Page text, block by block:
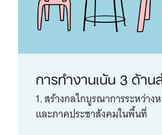
การทำงานเน้น 3 ด้า
1. สร้างกลไกบูรณาการระหว่าง
และภาคประชาสังคมในพื้นที่